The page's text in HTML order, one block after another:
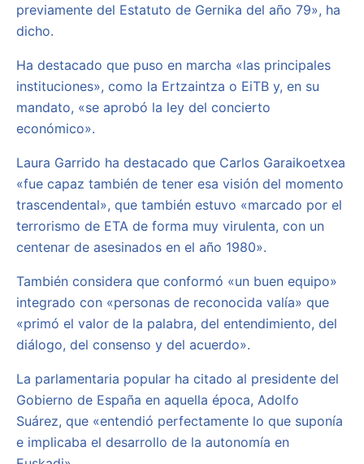
previamente del Estatuto de Gernika del año 79», ha
dicho.
Ha destacado que puso en marcha «las principales
instituciones», como la Ertzaintza o EiTB y, en su
mandato, «se aprobó la ley del concierto
económico».
Laura Garrido ha destacado que Carlos Garaikoetxea
«fue capaz también de tener esa visión del momento
trascendental», que también estuvo «marcado por el
terrorismo de ETA de forma muy virulenta, con un
centenar de asesinados en el año 1980».
También considera que conformó «un buen equipo»
integrado con «personas de reconocida valía» que
«primó el valor de la palabra, del entendimiento, del
diálogo, del consenso y del acuerdo».
La parlamentaria popular ha citado al presidente del
Gobierno de España en aquella época, Adolfo
Suárez, que «entendió perfectamente lo que suponía
e implicaba el desarrollo de la autonomía en